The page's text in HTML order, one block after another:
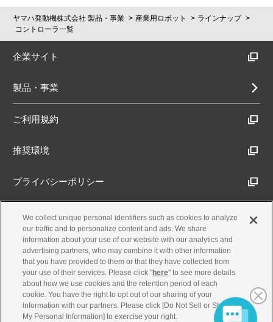
ヤマハ発動機株式会社 製品・事業 産業用ロボット
ラインナップ
コントローラ一覧
企業サイト
製品・事業
ご利用規約
推奨環境
プライバシーポリシー
Cookieポリシー
アクセシビリティ方針
古物営業法に基づく表示
製品・事業のお問合せ
We collect unique personal identifiers such as cookies to analyze
our traffic and to personalize content and ads. We share
information about your use of our website with our analytics and
advertising partners, who may combine it with other information
that you have provided to them or that they have collected from
your use of their services. Please click "here" to see more details
about how we use cookies and the retention period of each
cookie. You have the right to opt out of our sharing of your
information with our partners. Please click [Do Not Sell or Share
My Personal Information] to exercise your right.